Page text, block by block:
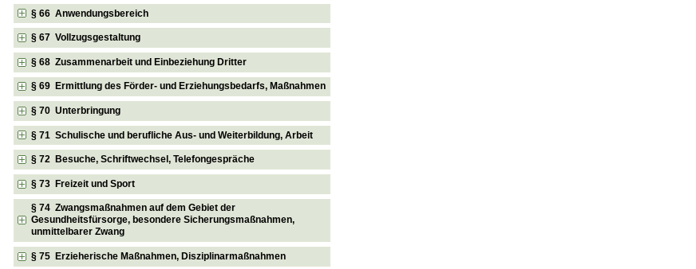
§ 66 Anwendungsbereich
§ 67 Vollzugsgestaltung
§ 68 Zusammenarbeit und Einbeziehung Dritter
§ 69 Ermittlung des Förder- und Erziehungsbedarfs, Maßnahmen
§ 70 Unterbringung
§ 71 Schulische und berufliche Aus- und Weiterbildung, Arbeit
§ 72 Besuche, Schriftwechsel, Telefongespräche
§ 73 Freizeit und Sport
§ 74 Zwangsmaßnahmen auf dem Gebiet der
Gesundheitsfürsorge, besondere Sicherungsmaßnahmen,
unmittelbarer Zwang
§ 75 Erzieherische Maßnahmen, Disziplinarmaßnahmen